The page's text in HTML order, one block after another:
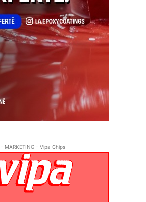
- MARKETING - Vipa Chips